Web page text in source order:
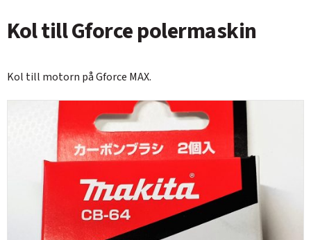
Kol till Gforce polermaskin
Kol till motorn på Gforce MAX.
info@autoglassrestore.se